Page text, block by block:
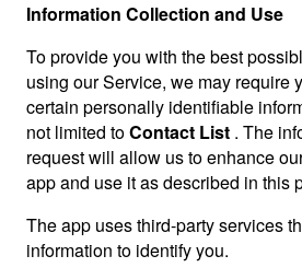
Information Collection and Use
To provide you with the best
using our Service, we may require
certain personally identifiable
not limited toContact List . The
request will allow us to enhance
app and use it as described in this
The app uses third-party services
information to identify you.